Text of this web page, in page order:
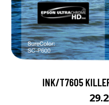
INK/T7605